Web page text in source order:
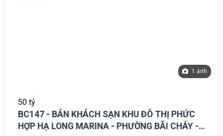
1 ảnh
50 tỷ
BC147 - BÁN KHÁCH SẠN KHU ĐÔ THỊ PHỨC
HỢP HẠ LONG MARINA - PHƯỜNG BÃI CHÁY -